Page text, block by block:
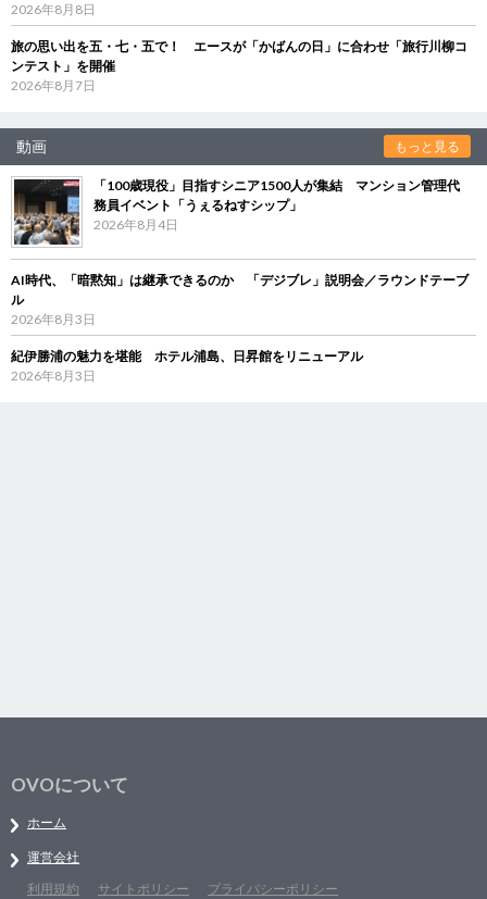
2026年8月8日
旅の思い出を五・七・五で！ エースが「かばんの日」に合わせ「旅行川柳コ
ンテスト」を開催
2026年8月7日
動画 もっと見る
「100歳現役」目指すシニア1500人が集結 マンション管理代
務員イベント「うぇるねすシップ」
2026年8月4日
AI時代、「暗黙知」は継承できるのか 「デジブレ」説明会／ラウンドテーブ
ル
2026年8月3日
紀伊勝浦の魅力を堪能 ホテル浦島、日昇館をリニューアル
2026年8月3日
OVOについて
ホーム
運営会社
利用規約
サイトポリシー プライバシーポリシー